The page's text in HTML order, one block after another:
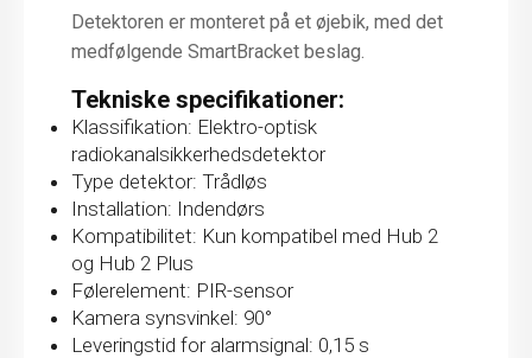
Detektoren er monteret på et øjebik, med det
medfølgende SmartBracket beslag.
Tekniske specifikationer:
Klassifikation: Elektro-optisk
radiokanalsikkerhedsdetektor
Type detektor: Trådløs
Installation: Indendørs
Kompatibilitet: Kun kompatibel med Hub 2
og Hub 2 Plus
Følerelement: PIR-sensor
Kamera synsvinkel: 90°
Leveringstid for alarmsignal: 0,15 s